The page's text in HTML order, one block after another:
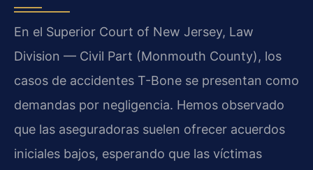
En el Superior Court of New Jersey, Law
Division — Civil Part (Monmouth County), los
casos de accidentes T-Bone se presentan como
demandas por negligencia. Hemos observado
que las aseguradoras suelen ofrecer acuerdos
iniciales bajos, esperando que las víctimas